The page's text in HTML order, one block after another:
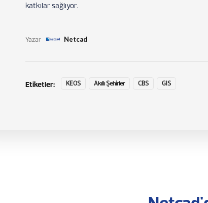
katkılar sağlıyor.
Yazar Netcad
Etiketler: KEOS Akıllı Şehirler CBS GIS